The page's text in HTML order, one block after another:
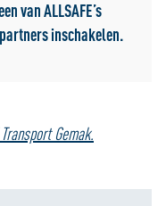
van ALLSAFE’s
inschakelen.
Gemak.